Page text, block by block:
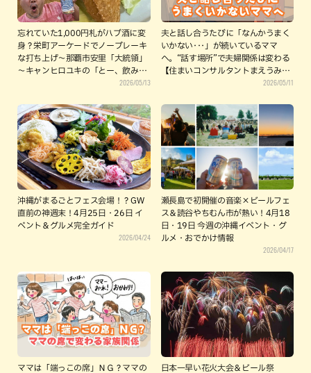
忘れていた1,000円札がハブ酒に変
身？栄町アーケードでノーブレーキ
な打ち上げ〜那覇市安里「大統領」
～キャンヒロユキの「とー、飲み歩
2026/05/13
夫と話し合うたびに「なんかうまく
いかない･･･」が続いているママ
へ。“話す場所”で夫婦関係は変わる
【住まいコンサルタントまえうみさ
2026/05/11
沖縄がまるごとフェス会場！？GW
直前の神週末！4月25日・26日 イ
ベント＆グルメ完全ガイド
2026/04/24
瀬長島で初開催の音楽×ビールフェ
ス＆読谷やちむん市が熱い！4月18
日・19日 今週の沖縄イベント・グ
ルメ・おでかけ情報
2026/04/17
ママは「端っこの席」ＮＧ？ママの
日本一早い花火大会＆ビール祭